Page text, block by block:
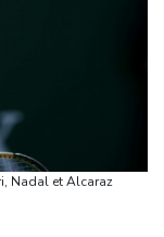
scellé par Ryad,
à l'âge de 68 ans
par le camp
les 200 et 400 m
Nadal et Alcaraz